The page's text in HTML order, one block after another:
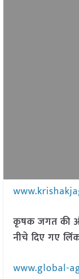
कृषक जगत की
नीचे दिए गए
www.global-